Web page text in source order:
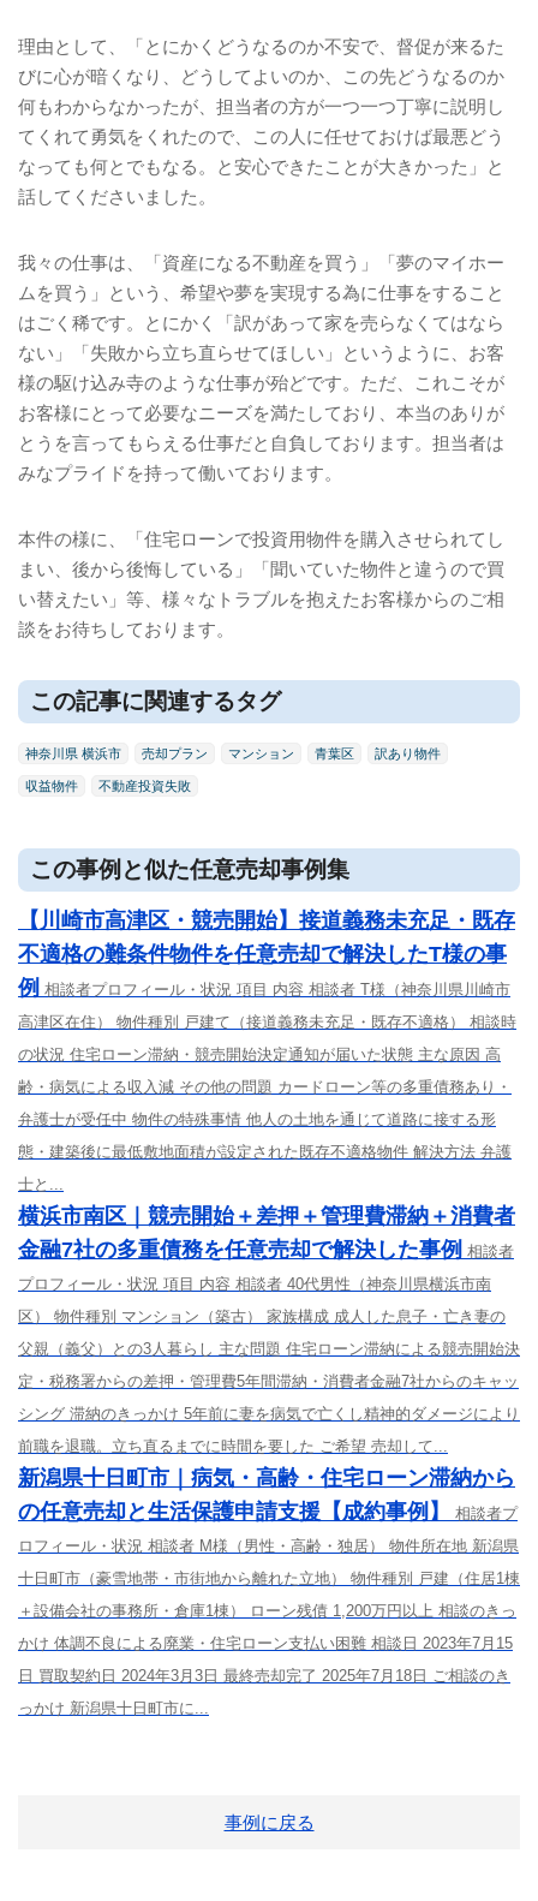
理由として、「とにかくどうなるのか不安で、督促が来るた
びに心が暗くなり、どうしてよいのか、この先どうなるのか
何もわからなかったが、担当者の方が一つ一つ丁寧に説明し
てくれて勇気をくれたので、この人に任せておけば最悪どう
なっても何とでもなる。と安心できたことが大きかった」と
話してくださいました。
我々の仕事は、「資産になる不動産を買う」「夢のマイホー
ムを買う」という、希望や夢を実現する為に仕事をすること
はごく稀です。とにかく「訳があって家を売らなくてはなら
ない」「失敗から立ち直らせてほしい」というように、お客
様の駆け込み寺のような仕事が殆どです。ただ、これこそが
お客様にとって必要なニーズを満たしており、本当のありが
とうを言ってもらえる仕事だと自負しております。担当者は
みなプライドを持って働いております。
本件の様に、「住宅ローンで投資用物件を購入させられてし
まい、後から後悔している」「聞いていた物件と違うので買
い替えたい」等、様々なトラブルを抱えたお客様からのご相
談をお待ちしております。
この記事に関連するタグ
神奈川県 横浜市 売却プラン マンション 青葉区 訳あり物件
収益物件 不動産投資失敗
この事例と似た任意売却事例集
【川崎市高津区・競売開始】接道義務未充足・既存
不適格の難条件物件を任意売却で解決したT様の事
例 相談者プロフィール・状況 項目 内容 相談者 T様（神奈川県川崎市
高津区在住） 物件種別 戸建て（接道義務未充足・既存不適格） 相談時
の状況 住宅ローン滞納・競売開始決定通知が届いた状態 主な原因 高
齢・病気による収入減 その他の問題 カードローン等の多重債務あり・
弁護士が受任中 物件の特殊事情 他人の土地を通じて道路に接する形
態・建築後に最低敷地面積が設定された既存不適格物件 解決方法 弁護
士と...
横浜市南区｜競売開始＋差押＋管理費滞納＋消費者
金融7社の多重債務を任意売却で解決した事例 相談者
プロフィール・状況 項目 内容 相談者 40代男性（神奈川県横浜市南
区） 物件種別 マンション（築古） 家族構成 成人した息子・亡き妻の
父親（義父）との3人暮らし 主な問題 住宅ローン滞納による競売開始決
定・税務署からの差押・管理費5年間滞納・消費者金融7社からのキャッ
シング 滞納のきっかけ 5年前に妻を病気で亡くし精神的ダメージにより
前職を退職。立ち直るまでに時間を要した ご希望 売却して...
新潟県十日町市｜病気・高齢・住宅ローン滞納から
の任意売却と生活保護申請支援【成約事例】
相談者プ
ロフィール・状況 相談者 M様（男性・高齢・独居） 物件所在地 新潟県
十日町市（豪雪地帯・市街地から離れた立地） 物件種別 戸建（住居1棟
＋設備会社の事務所・倉庫1棟） ローン残債 1,200万円以上 相談のきっ
かけ 体調不良による廃業・住宅ローン支払い困難 相談日 2023年7月15
日 買取契約日 2024年3月3日 最終売却完了 2025年7月18日 ご相談のき
っかけ 新潟県十日町市に...
事例に戻る